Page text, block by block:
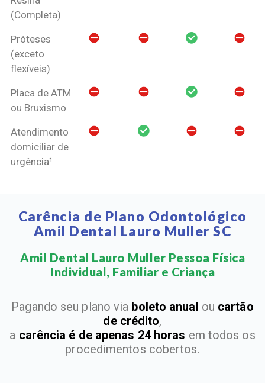
(Completa)
Próteses
(exceto
flexíveis)
Placa de ATM
ou Bruxismo
Atendimento
domiciliar de
urgência¹
Carência de Plano Odontológico
Amil Dental Lauro Muller SC
Amil Dental Lauro Muller Pessoa Física
Individual, Familiar e Criança​
Pagando seu plano via boleto anual ou cartão
de crédito,
a carência é de apenas 24 horas em todos os
procedimentos cobertos.